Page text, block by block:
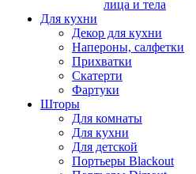
лица и тела
Для кухни
Декор для кухни
Напероны, салфетки
Прихватки
Скатерти
Фартуки
Шторы
Для комнаты
Для кухни
Для детской
Портьеры Blackout